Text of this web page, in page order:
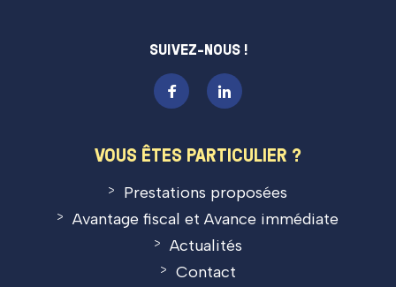
SUIVEZ-NOUS !
VOUS ÊTES PARTICULIER ?
Prestations proposées
Avantage fiscal et Avance immédiate
Actualités
Contact